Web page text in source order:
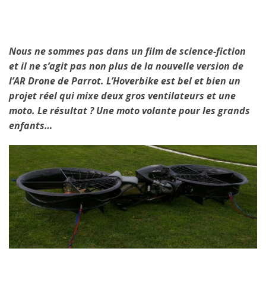
Nous ne sommes pas dans un film de science-fiction
et il ne s’agit pas non plus de la nouvelle version de
l’AR Drone de Parrot. L’Hoverbike est bel et bien un
projet réel qui mixe deux gros ventilateurs et une
moto. Le résultat ? Une moto volante pour les grands
enfants…